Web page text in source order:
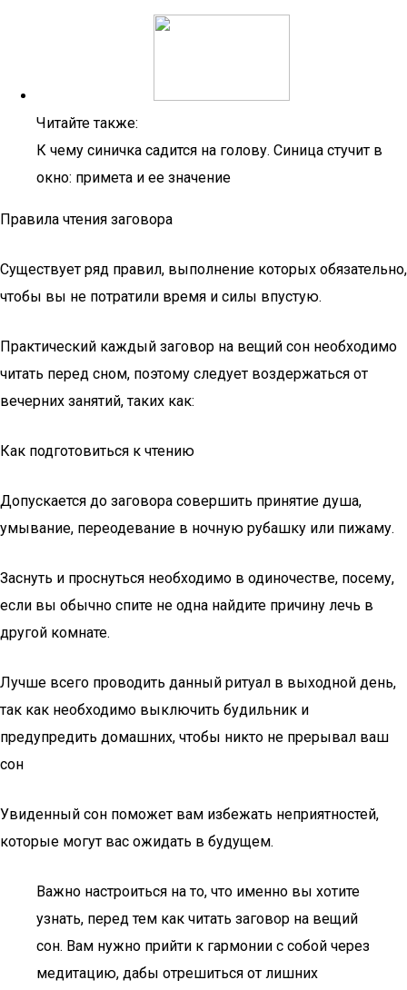
Читайте также:
К чему синичка садится на голову. Синица стучит в
окно: примета и ее значение
Правила чтения заговора
Существует ряд правил, выполнение которых обязательно,
чтобы вы не потратили время и силы впустую.
Практический каждый заговор на вещий сон необходимо
читать перед сном, поэтому следует воздержаться от
вечерних занятий, таких как:
Как подготовиться к чтению
Допускается до заговора совершить принятие душа,
умывание, переодевание в ночную рубашку или пижаму.
Заснуть и проснуться необходимо в одиночестве, посему,
если вы обычно спите не одна найдите причину лечь в
другой комнате.
Лучше всего проводить данный ритуал в выходной день,
так как необходимо выключить будильник и
предупредить домашних, чтобы никто не прерывал ваш
сон
Увиденный сон поможет вам избежать неприятностей,
которые могут вас ожидать в будущем.
Важно настроиться на то, что именно вы хотите
узнать, перед тем как читать заговор на вещий
сон. Вам нужно прийти к гармонии с собой через
медитацию, дабы отрешиться от лишних